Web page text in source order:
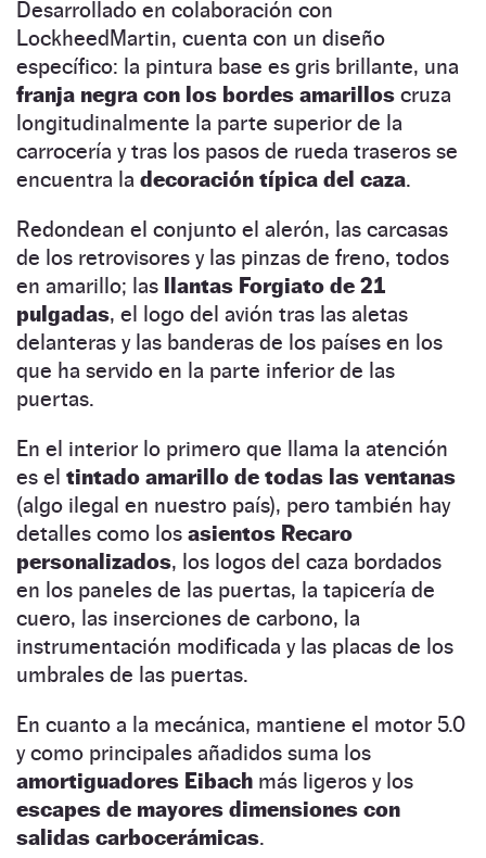
Desarrollado en colaboración con
LockheedMartin, cuenta con un diseño
específico: la pintura base es gris brillante, una
franja negra con los bordes amarillos cruza
longitudinalmente la parte superior de la
carrocería y tras los pasos de rueda traseros se
encuentra la decoración típica del caza.
Redondean el conjunto el alerón, las carcasas
de los retrovisores y las pinzas de freno, todos
en amarillo; las llantas Forgiato de 21
pulgadas, el logo del avión tras las aletas
delanteras y las banderas de los países en los
que ha servido en la parte inferior de las
puertas.
En el interior lo primero que llama la atención
es el tintado amarillo de todas las ventanas
(algo ilegal en nuestro país), pero también hay
detalles como los asientos Recaro
personalizados, los logos del caza bordados
en los paneles de las puertas, la tapicería de
cuero, las inserciones de carbono, la
instrumentación modificada y las placas de los
umbrales de las puertas.
En cuanto a la mecánica, mantiene el motor 5.0
y como principales añadidos suma los
amortiguadores Eibach más ligeros y los
escapes de mayores dimensiones con
salidas carbocerámicas.